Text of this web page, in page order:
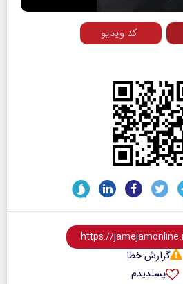
کد ویدیو
گزارش خطا
پسندیدم